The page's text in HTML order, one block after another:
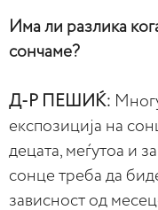
Има ли разлика
сончаме?
Д-Р ПЕШИЌ:
експозиција на
децата, меѓутоа и
сонце треба да
зависност од